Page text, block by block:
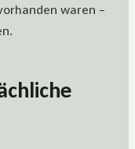
waren –